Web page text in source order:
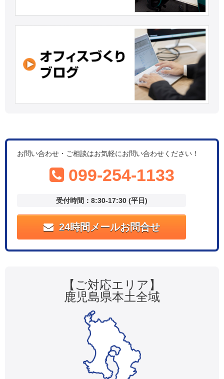
お問い合わせ・ご相談はお気軽にお問い合わせください！
099-254-1133
受付時間：8:30-17:30 (平日)
24時間メールお問合せ
【ご対応エリア】
鹿児島県本土全域